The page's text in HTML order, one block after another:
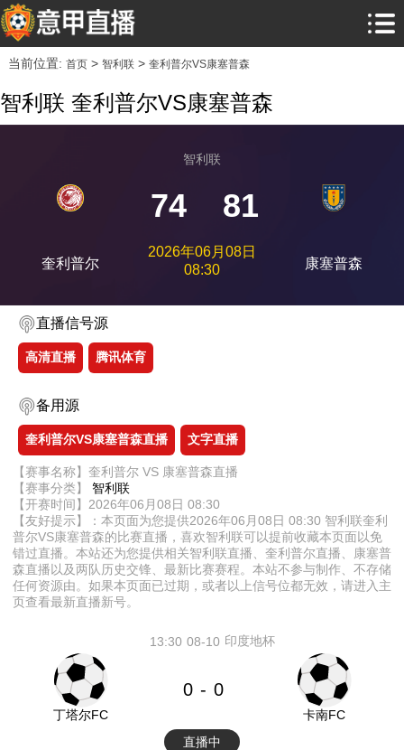
当前位置: 首页> 智利联> 奎利普尔VS康塞普森
智利联 奎利普尔VS康塞普森
奎利普尔
智利联
74 81
2026年06月08日
08:30
康塞普森
直播信号源
高清直播 腾讯体育
备用源
奎利普尔VS康塞普森直播 文字直播
【赛事名称】奎利普尔 VS 康塞普森直播
【赛事分类】 智利联
【开赛时间】2026年06月08日 08:30
【友好提示】：本页面为您提供2026年06月08日 08:30 智利联奎利
普尔VS康塞普森的比赛直播，喜欢智利联可以提前收藏本页面以免
错过直播。本站还为您提供相关智利联直播、奎利普尔直播、康塞普
森直播以及两队历史交锋、最新比赛赛程。本站不参与制作、不存储
任何资源由。如果本页面已过期，或者以上信号位都无效，请进入主
页查看最新直播新号。
08-10
13:30 印度地杯
丁塔尔FC
0 - 0
卡南FC
直播中